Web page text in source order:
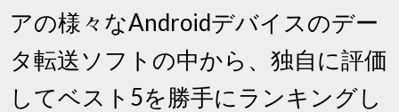
アの様々なAndroidデバイスのデー
タ転送ソフトの中から、独自に評価
してベスト5を勝手にランキングし